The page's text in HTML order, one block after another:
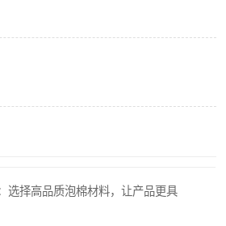
选择高品质泡棉材料，让产品更具